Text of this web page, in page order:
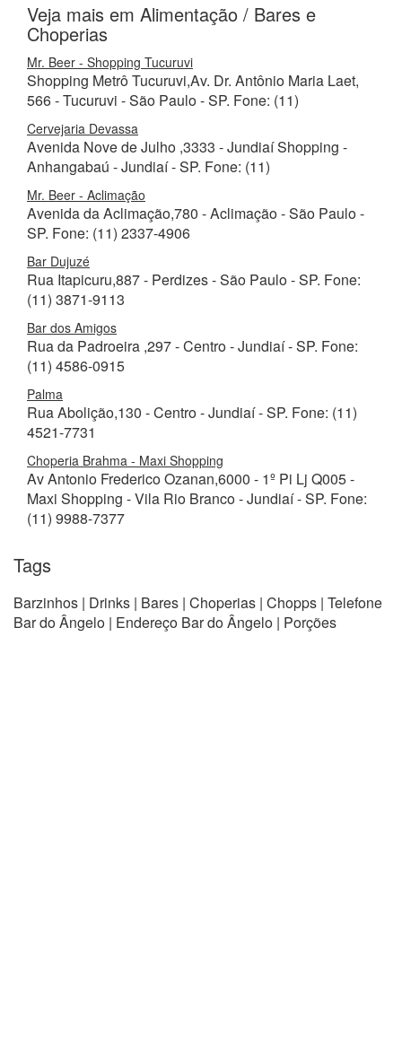
Veja mais em Alimentação / Bares e
Choperias
Mr. Beer - Shopping Tucuruvi
Shopping Metrô Tucuruvi,Av. Dr. Antônio Maria Laet,
566 - Tucuruvi - São Paulo - SP. Fone: (11)
Cervejaria Devassa
Avenida Nove de Julho ,3333 - Jundiaí Shopping -
Anhangabaú - Jundiaí - SP. Fone: (11)
Mr. Beer - Aclimação
Avenida da Aclimação,780 - Aclimação - São Paulo -
SP. Fone: (11) 2337-4906
Bar Dujuzé
Rua Itapicuru,887 - Perdizes - São Paulo - SP. Fone:
(11) 3871-9113
Bar dos Amigos
Rua da Padroeira ,297 - Centro - Jundiaí - SP. Fone:
(11) 4586-0915
Palma
Rua Abolição,130 - Centro - Jundiaí - SP. Fone: (11)
4521-7731
Choperia Brahma - Maxi Shopping
Av Antonio Frederico Ozanan,6000 - 1º Pi Lj Q005 -
Maxi Shopping - Vila Rio Branco - Jundiaí - SP. Fone:
(11) 9988-7377
Tags
Barzinhos | Drinks | Bares | Choperias | Chopps | Telefone
Bar do Ângelo | Endereço Bar do Ângelo | Porções